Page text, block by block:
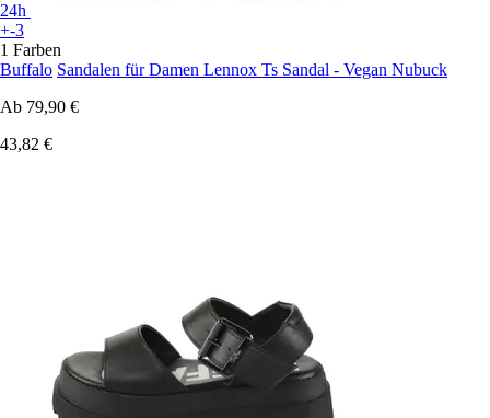
24h
+-3
1 Farben
Buffalo Sandalen für Damen Lennox Ts Sandal - Vegan Nubuck
Ab 79,90 €
43,82 €